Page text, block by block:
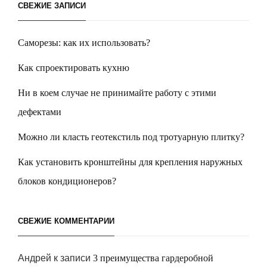
СВЕЖИЕ ЗАПИСИ
Саморезы: как их использовать?
Как спроектировать кухню
Ни в коем случае не принимайте работу с этими
дефектами
Можно ли класть геотекстиль под тротуарную плитку?
Как установить кронштейны для крепления наружных
блоков кондиционеров?
СВЕЖИЕ КОММЕНТАРИИ
Андрей к записи 3 преимущества гардеробной